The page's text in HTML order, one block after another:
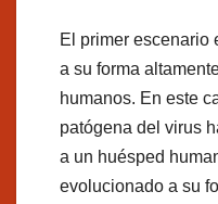
El primer escenario
a su forma
humanos. En este
patógena del virus
a un huésped
evolucionado a su